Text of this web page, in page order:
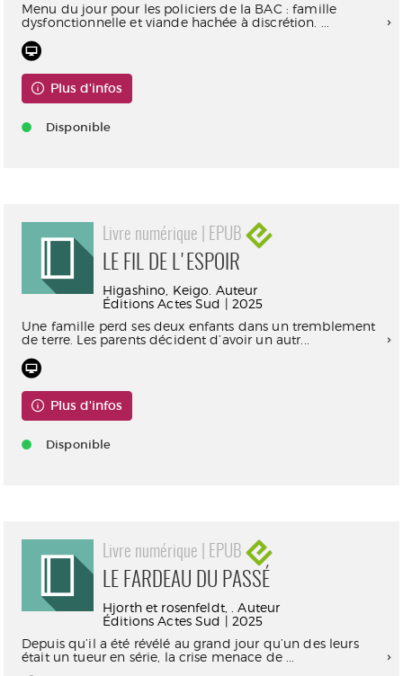
Menu du jour pour les policiers de la BAC : famille
dysfonctionnelle et viande hachée à discrétion. ...
Plus d'infos
Disponible
Livre numérique | EPUB
LE FIL DE L'ESPOIR
Higashino, Keigo. Auteur
Éditions Actes Sud | 2025
Une famille perd ses deux enfants dans un tremblement
de terre. Les parents décident d’avoir un autr...
Plus d'infos
Disponible
Livre numérique | EPUB
LE FARDEAU DU PASSÉ
Hjorth et rosenfeldt, . Auteur
Éditions Actes Sud | 2025
Depuis qu’il a été révélé au grand jour qu’un des leurs
était un tueur en série, la crise menace de ...